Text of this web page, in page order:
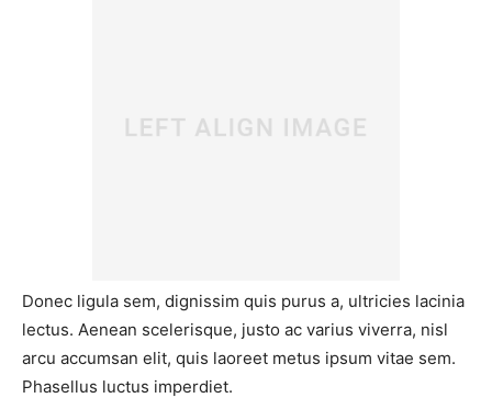
Donec ligula sem, dignissim quis purus a, ultricies lacinia
lectus. Aenean scelerisque, justo ac varius viverra, nisl
arcu accumsan elit, quis laoreet metus ipsum vitae sem.
Phasellus luctus imperdiet.